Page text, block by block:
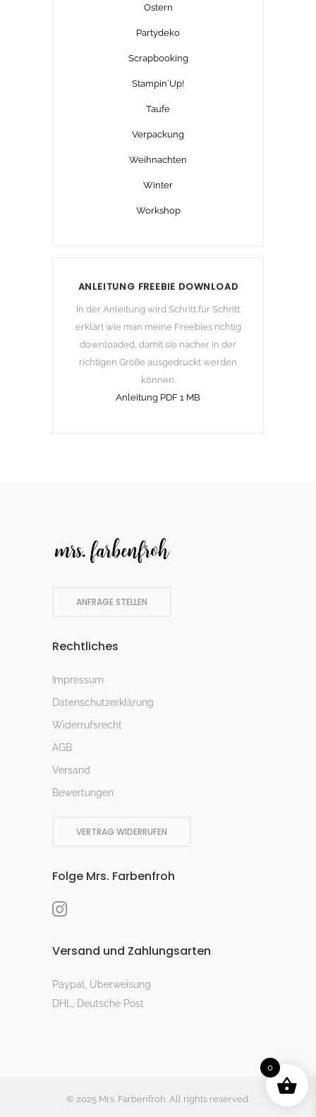
Ostern
Partydeko
Scrapbooking
Stampin´Up!
Taufe
Verpackung
Weihnachten
Winter
Workshop
ANLEITUNG FREEBIE DOWNLOAD
In der Anleitung wird Schritt für Schritt
erklärt wie man meine Freebies richtig
downloaded, damit sie nacher in der
richtigen Größe ausgedruckt werden
können.
Anleitung PDF 1 MB
ANFRAGE STELLEN
Rechtliches
Impressum
Datenschutzerklärung
Widerrufsrecht
AGB
Versand
Bewertungen
VERTRAG WIDERRUFEN
Folge Mrs. Farbenfroh
Versand und Zahlungsarten
Paypal, Überweisung
DHL, Deutsche Post
© 2025 Mrs. Farbenfroh. All rights reserved.
0